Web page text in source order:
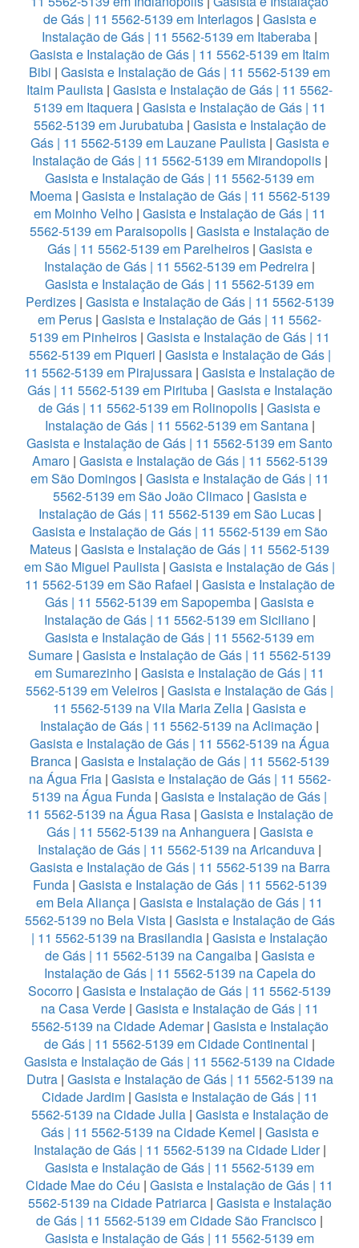
de Gás | 11 5562-5139 em Interlagos| Gasista e
Instalação de Gás | 11 5562-5139 em Itaberaba |
Gasista e Instalação de Gás | 11 5562-5139 em Itaim
Bibi | Gasista e Instalação de Gás | 11 5562-5139 em
Itaim Paulista | Gasista e Instalação de Gás | 11 5562-
5139 em Itaquera| Gasista e Instalação de Gás | 11
5562-5139 em Jurubatuba| Gasista e Instalação de
Gás | 11 5562-5139 em Lauzane Paulista | Gasista e
Instalação de Gás | 11 5562-5139 em Mirandopolis|
Gasista e Instalação de Gás | 11 5562-5139 em
Moema| Gasista e Instalação de Gás | 11 5562-5139
em Moinho Velho | Gasista e Instalação de Gás | 11
5562-5139 em Paraisopolis | Gasista e Instalação de
Gás | 11 5562-5139 em Parelheiros| Gasista e
Instalação de Gás | 11 5562-5139 em Pedreira |
Gasista e Instalação de Gás | 11 5562-5139 em
Perdizes| Gasista e Instalação de Gás | 11 5562-5139
em Perus | Gasista e Instalação de Gás | 11 5562-
5139 em Pinheiros| Gasista e Instalação de Gás | 11
5562-5139 em Piqueri | Gasista e Instalação de Gás |
11 5562-5139 em Pirajussara | Gasista e Instalação de
Gás | 11 5562-5139 em Pirituba| Gasista e Instalação
de Gás | 11 5562-5139 em Rolinopolis | Gasista e
Instalação de Gás | 11 5562-5139 em Santana|
Gasista e Instalação de Gás | 11 5562-5139 em Santo
Amaro| Gasista e Instalação de Gás | 11 5562-5139
em São Domingos| Gasista e Instalação de Gás | 11
5562-5139 em São João Climaco| Gasista e
Instalação de Gás | 11 5562-5139 em São Lucas|
Gasista e Instalação de Gás | 11 5562-5139 em São
Mateus | Gasista e Instalação de Gás | 11 5562-5139
em São Miguel Paulista | Gasista e Instalação de Gás |
11 5562-5139 em São Rafael | Gasista e Instalação de
Gás | 11 5562-5139 em Sapopemba | Gasista e
Instalação de Gás | 11 5562-5139 em Siciliano|
Gasista e Instalação de Gás | 11 5562-5139 em
Sumare | Gasista e Instalação de Gás | 11 5562-5139
em Sumarezinho | Gasista e Instalação de Gás | 11
5562-5139 em Veleiros | Gasista e Instalação de Gás |
11 5562-5139 na Vila Maria Zelia | Gasista e
Instalação de Gás | 11 5562-5139 na Aclimação |
Gasista e Instalação de Gás | 11 5562-5139 na Água
Branca| Gasista e Instalação de Gás | 11 5562-5139
na Água Fria| Gasista e Instalação de Gás | 11 5562-
5139 na Água Funda | Gasista e Instalação de Gás |
11 5562-5139 na Água Rasa | Gasista e Instalação de
Gás | 11 5562-5139 na Anhanguera| Gasista e
Instalação de Gás | 11 5562-5139 na Aricanduva |
Gasista e Instalação de Gás | 11 5562-5139 na Barra
Funda | Gasista e Instalação de Gás | 11 5562-5139
em Bela Aliança | Gasista e Instalação de Gás | 11
5562-5139 no Bela Vista| Gasista e Instalação de Gás
| 11 5562-5139 na Brasilandia | Gasista e Instalação
de Gás | 11 5562-5139 na Cangaiba| Gasista e
Instalação de Gás | 11 5562-5139 na Capela do
Socorro | Gasista e Instalação de Gás | 11 5562-5139
na Casa Verde| Gasista e Instalação de Gás | 11
5562-5139 na Cidade Ademar| Gasista e Instalação
de Gás | 11 5562-5139 em Cidade Continental |
Gasista e Instalação de Gás | 11 5562-5139 na Cidade
Dutra | Gasista e Instalação de Gás | 11 5562-5139 na
Cidade Jardim| Gasista e Instalação de Gás | 11
5562-5139 na Cidade Julia | Gasista e Instalação de
Gás | 11 5562-5139 na Cidade Kemel | Gasista e
Instalação de Gás | 11 5562-5139 na Cidade Lider|
Gasista e Instalação de Gás | 11 5562-5139 em
Cidade Mae do Céu | Gasista e Instalação de Gás | 11
5562-5139 na Cidade Patriarca| Gasista e Instalação
de Gás | 11 5562-5139 em Cidade São Francisco |
Gasista e Instalação de Gás | 11 5562-5139 em